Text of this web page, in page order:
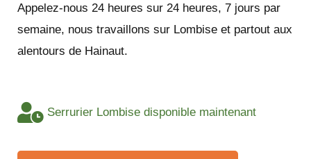
Appelez-nous 24 heures sur 24 heures, 7 jours par
semaine, nous travaillons sur Lombise et partout aux
alentours de Hainaut.
Serrurier Lombise disponible maintenant